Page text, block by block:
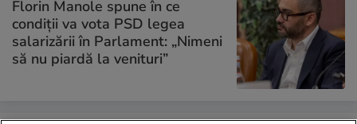
Florin Manole spune în ce
condiții va vota PSD legea
salarizării în Parlament: „Nimeni
să nu piardă la venituri”